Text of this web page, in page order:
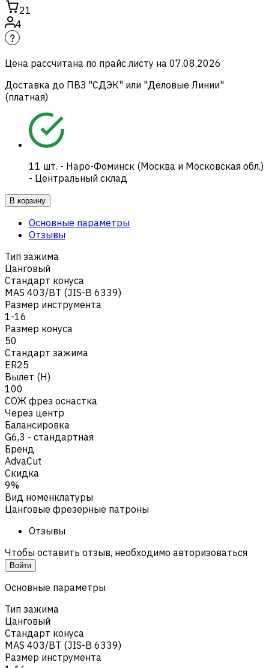
21
4
Цена рассчитана по прайс листу на 07.08.2026
Доставка до ПВЗ "СДЭК" или "Деловые Линии"
(платная)
11 шт. - Наро-Фоминск (Москва и Московская обл.)
- Центральный склад
В корзину
Основные параметры
Отзывы
Тип зажима
Цанговый
Стандарт конуса
MAS 403/BT (JIS-B 6339)
Размер инструмента
1-16
Размер конуса
50
Стандарт зажима
ER25
Вылет (H)
100
СОЖ фрез оснастка
Через центр
Балансировка
G6,3 - стандартная
Бренд
AdvaCut
Скидка
9%
Вид номенклатуры
Цанговые фрезерные патроны
Отзывы
Чтобы оставить отзыв, необходимо авторизоваться
Войти
Основные параметры
Тип зажима
Цанговый
Стандарт конуса
MAS 403/BT (JIS-B 6339)
Размер инструмента